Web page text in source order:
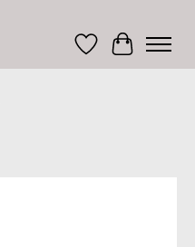
Verlanglijst